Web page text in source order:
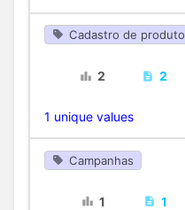
Cadastro de produto
2 2
1 unique values
Campanhas
1 1